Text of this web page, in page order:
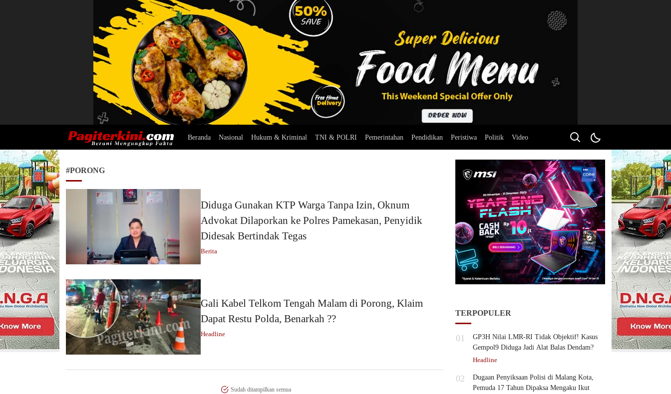
Beranda Nasional Hukum & Kriminal TNI & POLRI Pemerintahan Pendidikan Peristiwa Politik Video
#PORONG
Diduga Gunakan KTP Warga Tanpa Izin, Oknum
Advokat Dilaporkan ke Polres Pamekasan, Penyidik
Didesak Bertindak Tegas
Berita
Gali Kabel Telkom Tengah Malam di Porong, Klaim
Dapat Restu Polda, Benarkah ??
Headline
Sudah ditampilkan semua
TERPOPULER
01
GP3H Nilai LMR-RI Tidak Objektif! Kasus
Gempol9 Diduga Jadi Alat Balas Dendam?
Headline
02
Dugaan Penyiksaan Polisi di Malang Kota,
Pemuda 17 Tahun Dipaksa Mengaku Ikut